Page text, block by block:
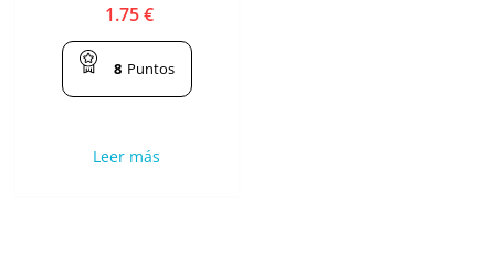
1.75€
8 Puntos
Leer más